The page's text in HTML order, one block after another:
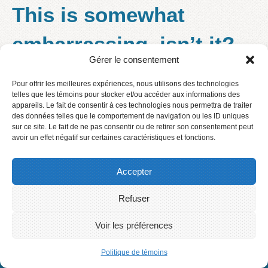
Gérer le consentement
Pour offrir les meilleures expériences, nous utilisons des technologies
telles que les témoins pour stocker et/ou accéder aux informations des
appareils. Le fait de consentir à ces technologies nous permettra de traiter
des données telles que le comportement de navigation ou les ID uniques
sur ce site. Le fait de ne pas consentir ou de retirer son consentement peut
avoir un effet négatif sur certaines caractéristiques et fonctions.
Accepter
Refuser
Voir les préférences
Politique de témoins
This is somewhat
embarrassing, isn’t it?
It seems we can’t find what you’re looking for. Perhaps
searching can help.
Accueil Contact
2016 © Centre de services scolaire des PharesConnexion